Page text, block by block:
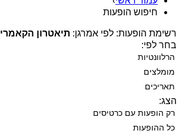
חיפוש הופעות
רשימת הופעות: לפי אמרגן: תיאטרון הקאמרי
בחר לפי:
הרלוונטיות
מומלצים
תאריכים
הצג:
רק הופעות עם כרטיסים
כל ההופעות